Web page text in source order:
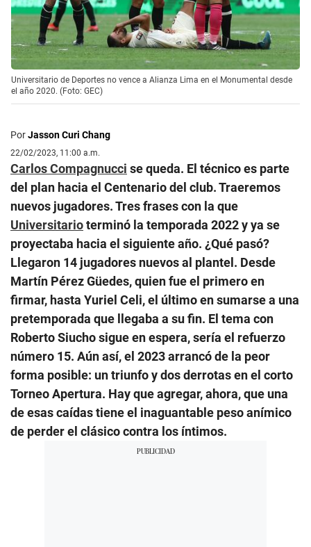
Universitario de Deportes no vence a Alianza Lima en el Monumental desde
el año 2020. (Foto: GEC)
PorJasson Curi Chang
22/02/2023, 11:00 a.m.
Carlos Compagnucci se queda. El técnico es parte
del plan hacia el Centenario del club. Traeremos
nuevos jugadores. Tres frases con la que
Universitarioterminó la temporada 2022 y ya se
proyectaba hacia el siguiente año. ¿Qué pasó?
Llegaron 14 jugadores nuevos al plantel. Desde
Martín Pérez Güedes, quien fue el primero en
firmar, hasta Yuriel Celi, el último en sumarse a una
pretemporada que llegaba a su fin. El tema con
Roberto Siucho sigue en espera, sería el refuerzo
número 15. Aún así, el 2023 arrancó de la peor
forma posible: un triunfo y dos derrotas en el corto
Torneo Apertura. Hay que agregar, ahora, que una
de esas caídas tiene el inaguantable peso anímico
de perder el clásico contra los íntimos.